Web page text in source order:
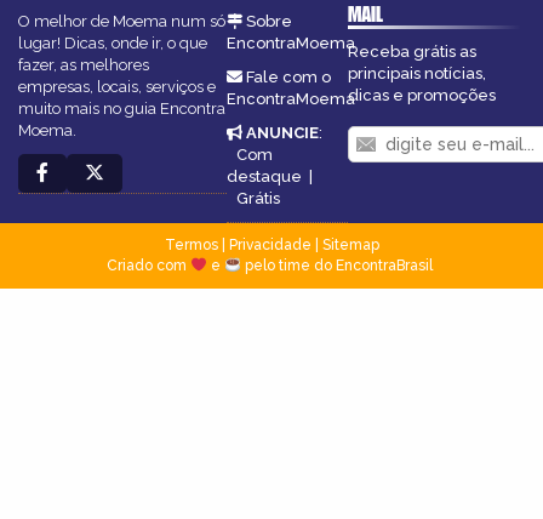
O melhor de Moema num só
lugar! Dicas, onde ir, o que
fazer, as melhores
empresas, locais, serviços e
muito mais no guia Encontra
Moema.
Sobre
EncontraMoema
Fale com o
EncontraMoema
ANUNCIE:
Com
destaque
Grátis
MAIL
Receba grátis as
principais notícias,
dicas e promoções
Termos| Privacidade
Sitemap
Criado com
e pelo time do EncontraBrasil